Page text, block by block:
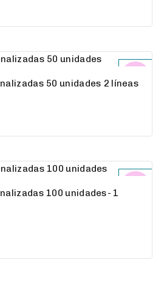
50 unidades 2 líneas
100 unidades- 1